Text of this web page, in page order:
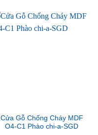
Cửa Gỗ Chống Cháy MDF
O4-C1 Phào chi-a-SGD